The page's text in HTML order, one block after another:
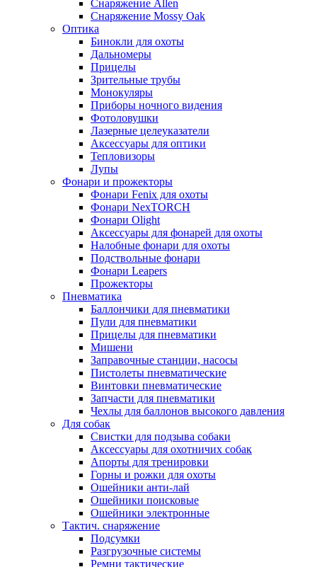
Снаряжение Allen
Снаряжение Mossy Oak
Оптика
Бинокли для охоты
Дальномеры
Прицелы
Зрительные трубы
Монокуляры
Приборы ночного видения
Фотоловушки
Лазерные целеуказатели
Аксессуары для оптики
Тепловизоры
Лупы
Фонари и прожекторы
Фонари Fenix для охоты
Фонари NexTORCH
Фонари Olight
Аксессуары для фонарей для охоты
Налобные фонари для охоты
Подствольные фонари
Фонари Leapers
Прожекторы
Пневматика
Баллончики для пневматики
Пули для пневматики
Прицелы для пневматики
Мишени
Заправочные станции, насосы
Пистолеты пневматические
Винтовки пневматические
Запчасти для пневматики
Чехлы для баллонов высокого давления
Для собак
Свистки для подзыва собаки
Аксессуары для охотничих собак
Апорты для тренировки
Горны и рожки для охоты
Ошейники анти-лай
Ошейники поисковые
Ошейники электронные
Тактич. снаряжение
Подсумки
Разгрузочные системы
Ремни тактические